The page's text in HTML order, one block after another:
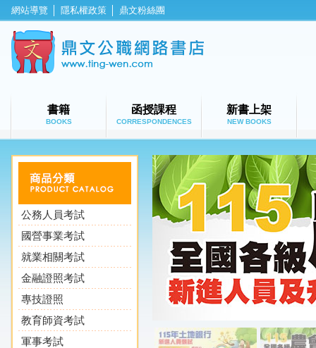
網站導覽 隱私權政策 鼎文粉絲團
鼎文公職
書籍
BOOKS
函授課程
CORRESPONDENCES
新書上架
NEW BOOKS
公務人員考試
國營事業考試
就業相關考試
金融證照考試
專技證照
教育師資考試
軍事考試